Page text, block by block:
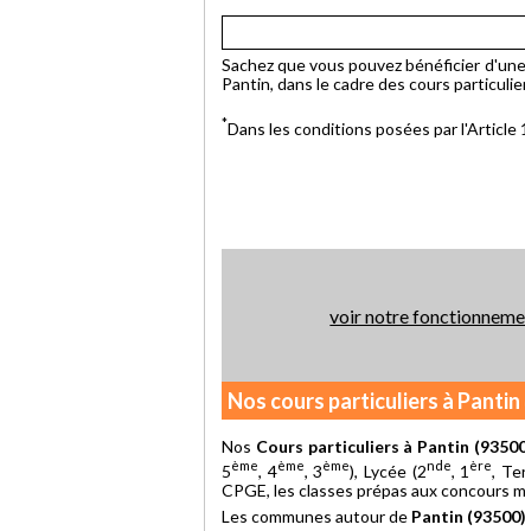
Sachez que vous pouvez bénéficier
Pantin, dans le cadre des cours
*Dans les conditions posées par l'Article
voir notre
Nos cours particuliers à
Nos Cours particuliers à Pantin
5ème, 4ème, 3ème), Lycée (2nde, 1 ère,
CPGE, les classes prépas aux concours
Les communes autour de Pantin (93500)